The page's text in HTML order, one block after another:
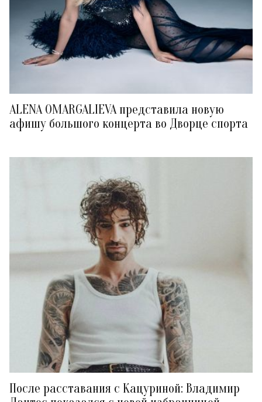
ALENA OMARGALIEVA представила новую
афишу большого концерта во Дворце спорта
После расставания с Кацуриной: Владимир